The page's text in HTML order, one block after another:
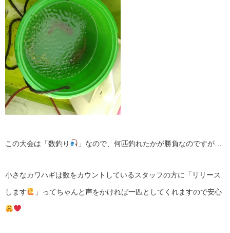
この大会は「数釣り 」なので、何匹釣れたかが勝負なのですが…
小さなカワハギは数をカウントしているスタッフの方に「リリース
します 」ってちゃんと声をかければ一匹としてくれますので安心